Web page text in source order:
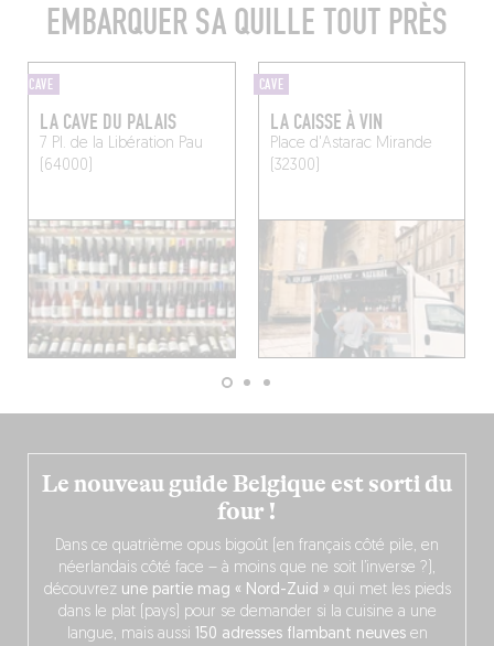
EMBARQUER SA QUILLE TOUT PRÈS
CAVE
LA CAVE DU PALAIS
7 Pl. de la Libération Pau
(64000)
CAVE
LA CAISSE À VIN
Place d'Astarac Mirande
(32300)
Le nouveau guide Belgique est sorti du
four !
Dans ce quatrième opus bigoût (en français côté pile, en
néerlandais côté face – à moins que ne soit l’inverse ?),
découvrez une partie mag « Nord-Zuid » qui met les pieds
dans le plat (pays) pour se demander si la cuisine a une
langue, mais aussi 150 adresses flambant neuvesen